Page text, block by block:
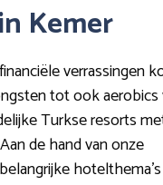
Kemer
verrassingen
tot ook
Turkse resorts
de hand van onze
hotelthema’s